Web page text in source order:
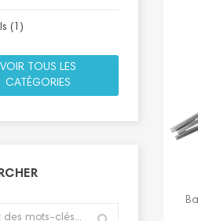
(1)
VOIR TOUS LES
CATÉGORIES